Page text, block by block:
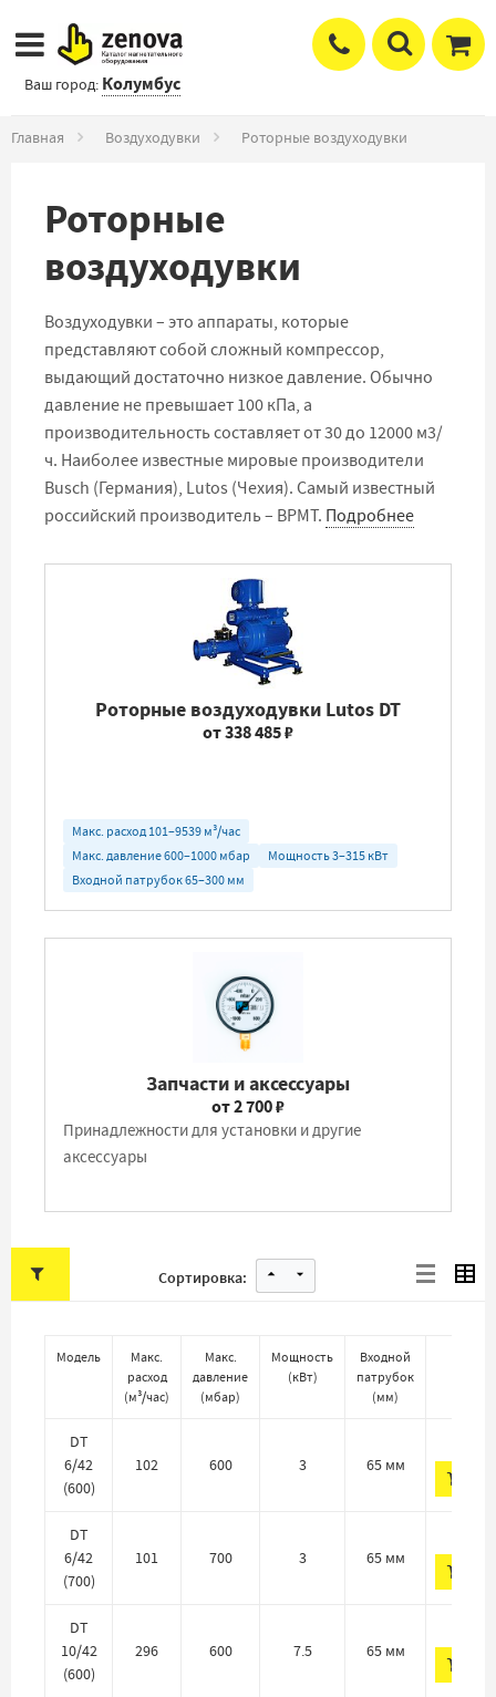
Ваш город: Колумбус
Главная Воздуходувки Роторные воздуходувки
Роторные
воздуходувки
Воздуходувки – это аппараты, которые
представляют собой сложный компрессор,
выдающий достаточно низкое давление. Обычно
давление не превышает 100 кПа, а
производительность составляет от 30 до 12000 м3/
ч. Наиболее известные мировые производители
Busch (Германия), Lutos (Чехия). Самый известный
российский производитель – BPMT. Подробнее
Роторные воздуходувки Lutos DT
от 338 485 ₽
Макс. расход 101–9539 м³/час
Макс. давление 600–1000 мбар
Мощность 3–315 кВт
Входной патрубок 65–300 мм
Запчасти и аксессуары
от 2 700 ₽
Принадлежности для установки и другие
аксессуары
Сортировка:
Модель
Макс.
расход
(м³/час)
Макс.
давление
(мбар)
Мощность
(кВт)
Входной
патрубок
(мм)
DT
6/42
(600)
102 600 3 65 мм
DT
6/42
(700)
101 700 3 65 мм
DT
10/42
(600)
296 600 7.5 65 мм